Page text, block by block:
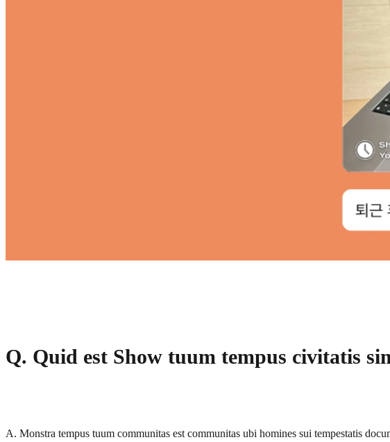
Q. Quid est Show tuum tempus civitatis
A. Monstra tempus tuum communitas est communitas ubi homines sui tempestatis